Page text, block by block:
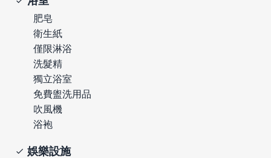
肥皂
衛生紙
僅限淋浴
洗髮精
獨立浴室
免費盥洗用品
吹風機
浴袍
娛樂設施